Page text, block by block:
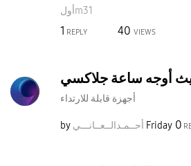
أولm31
1 REPLY 40 VIEWS
أجهزة قابلة للارتداء
by أحــمـدالــعــانـــي Friday 0